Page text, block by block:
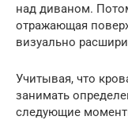
над диваном.
отражающая
визуально
Учитывая, что
занимать
следующие